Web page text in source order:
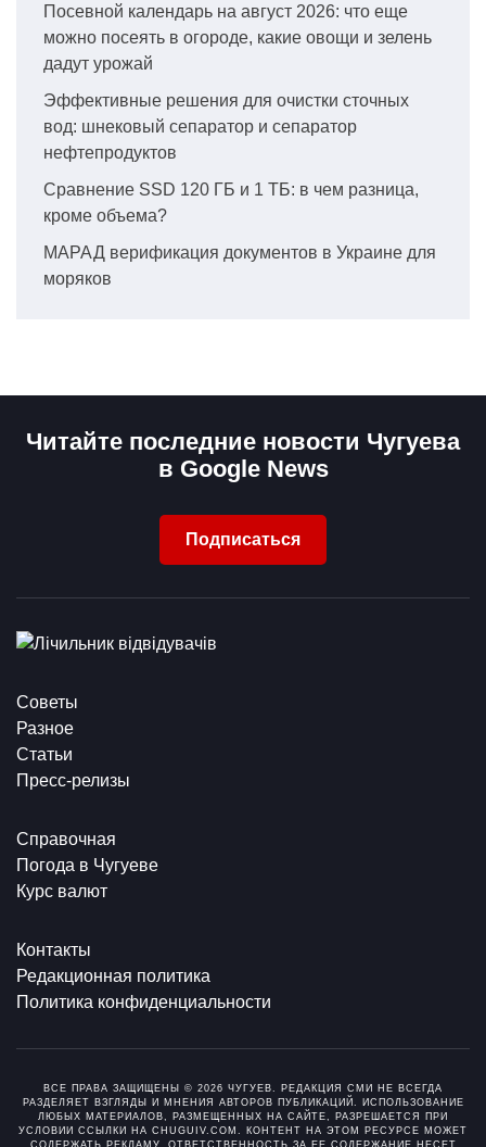
Посевной календарь на август 2026: что еще
можно посеять в огороде, какие овощи и зелень
дадут урожай
Эффективные решения для очистки сточных
вод: шнековый сепаратор и сепаратор
нефтепродуктов
Сравнение SSD 120 ГБ и 1 ТБ: в чем разница,
кроме объема?
МАРАД верификация документов в Украине для
моряков
Читайте последние новости Чугуева
в Google News
Подписаться
Советы
Разное
Статьи
Пресс-релизы
Справочная
Погода в Чугуеве
Курс валют
Контакты
Редакционная политика
Политика конфиденциальности
ВСЕ ПРАВА ЗАЩИЩЕНЫ © 2026 ЧУГУЕВ. РЕДАКЦИЯ СМИ НЕ ВСЕГДА
РАЗДЕЛЯЕТ ВЗГЛЯДЫ И МНЕНИЯ АВТОРОВ ПУБЛИКАЦИЙ. ИСПОЛЬЗОВАНИЕ
ЛЮБЫХ МАТЕРИАЛОВ, РАЗМЕЩЕННЫХ НА САЙТЕ, РАЗРЕШАЕТСЯ ПРИ
УСЛОВИИ ССЫЛКИ НА CHUGUIV.COM. КОНТЕНТ НА ЭТОМ РЕСУРСЕ МОЖЕТ
СОДЕРЖАТЬ РЕКЛАМУ. ОТВЕТСТВЕННОСТЬ ЗА ЕЕ СОДЕРЖАНИЕ НЕСЕТ